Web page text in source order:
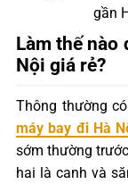
gần
Làm thế nào
Nội giá rẻ?
Thông thường
máy bay đi Hà
sớm thường
hai là canh và